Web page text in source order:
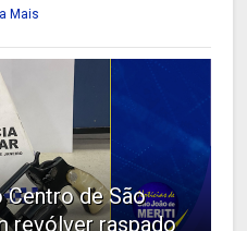
Mais
de São
revólver raspado